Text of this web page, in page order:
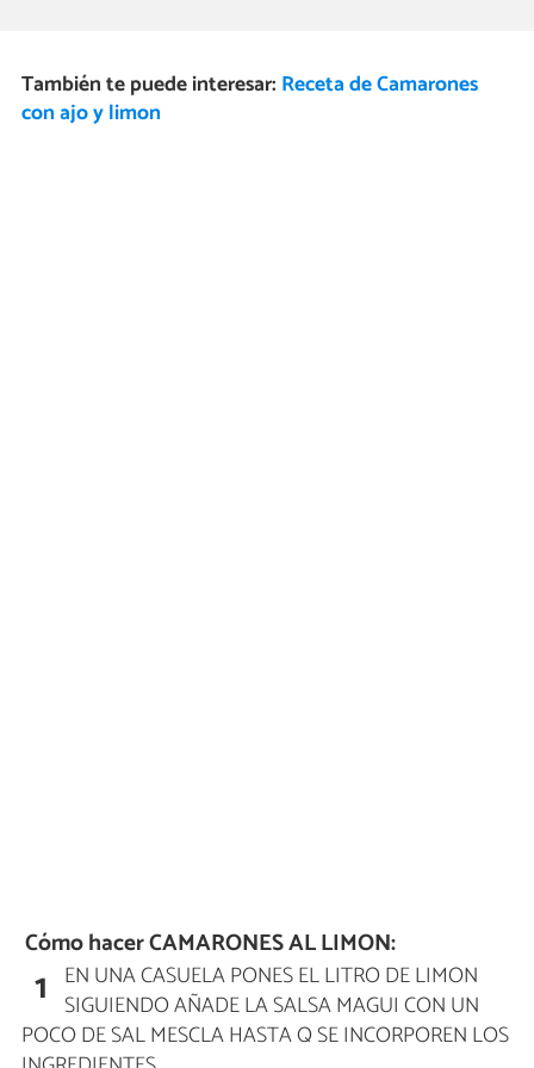
También te puede interesar: Receta de Camarones
con ajo y limon
Cómo hacer CAMARONES AL LIMON:
1 EN UNA CASUELA PONES EL LITRO DE LIMON
SIGUIENDO AÑADE LA SALSA MAGUI CON UN
POCO DE SAL MESCLA HASTA Q SE INCORPOREN LOS